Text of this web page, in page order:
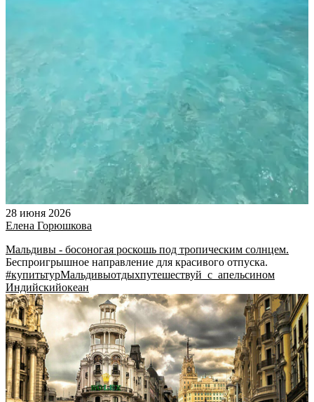
28 июня 2026
Елена Горюшкова
Мальдивы - босоногая роскошь под тропическим солнцем.
Беспроигрышное направление для красивого отпуска.
#купитьтурМальдивыотдыхпутешествуй_с_апельсином
Индийскийокеан